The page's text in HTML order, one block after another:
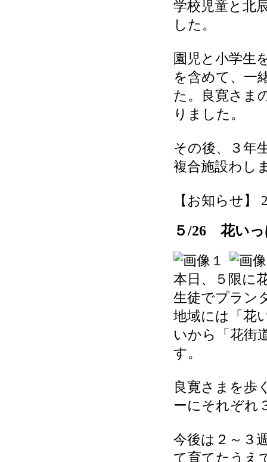
学校児童と北
した。
園児と小学生
を含めて、一
た。良寛さま
りました。
その後、３年
複合施設わし
【お知らせ】
５/26 花いっ
本日、５限に
生徒でプラン
地域には「花
いから「花街
す。
良寛さまを歩
ーにそれぞれ
今後は２～３
て育てたうえ